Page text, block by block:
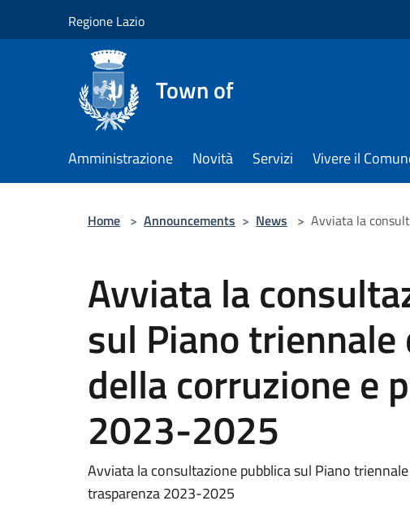
Regione Lazio
Town of
Amministrazione Novità Servizi Vivere il
Home > Announcements > News > Avviata la
Avviata la
sul Piano
della corruzione e
2023-2025
Avviata la consultazione pubblica sul Piano
trasparenza 2023-2025